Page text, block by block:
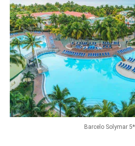
Barcelo Solymar 5*